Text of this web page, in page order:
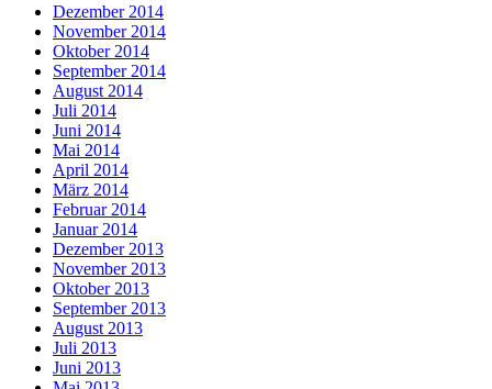
Dezember 2014
November 2014
Oktober 2014
September 2014
August 2014
Juli 2014
Juni 2014
Mai 2014
April 2014
März 2014
Februar 2014
Januar 2014
Dezember 2013
November 2013
Oktober 2013
September 2013
August 2013
Juli 2013
Juni 2013